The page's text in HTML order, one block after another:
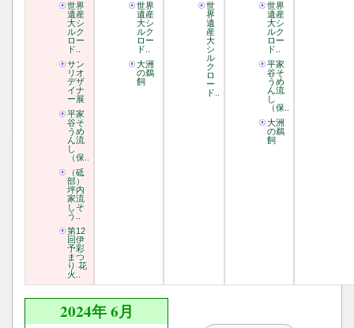
世界
遺産
大シ
ルク
ロー
ド..
サン
リオ
デザ
イナ
ー展
平家
谷そ
うめ
ん流
し
（保..
（砥
部）
坪内
家流
しそ
う..
第12
回伊
予彩
まつ
り 花
火..
世界
遺産
大シ
ルク
ロー
ド..
大洲
の鵜
飼
世
界
遺
産
大
シ
ル
ク
ロ
ー
ド..
世界
遺産
大シ
ルク
ロー
ド..
平家
谷そ
うめ
ん流
し
（保..
大洲
の鵜
飼
2024年 6月